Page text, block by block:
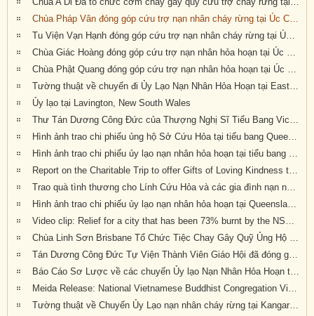
Chùa Pháp Vân đóng góp cứu trợ nạn nhân cháy rừng tại Úc Châu
Tu Viện Vạn Hạnh đóng góp cứu trợ nạn nhân cháy rừng tại Úc Châu
Chùa Giác Hoàng đóng góp cứu trợ nạn nhân hỏa hoạn tại Úc Châu
Chùa Phật Quang đóng góp cứu trợ nạn nhân hỏa hoạn tại Úc Châu
Tường thuật về chuyến đi Ủy Lạo Nạn Nhân Hỏa Hoạn tại East Gippsland, VIC và Lavington, NSW
Ủy lạo tại Lavington, New South Wales
Thư Tán Dương Công Đức của Thượng Nghị Sĩ Tiểu Bang Victoria Tiến Sĩ Kiều Tiến Dũng gởi đến Chư Tôn Đức & Tự Viện thành viên Giáo Hội trong công cuộc đóng góp ủy lạo nạn nhân hỏa hoạn tại Úc Châu (Appreciation letters from Dr Kieu Tien Dung, State Member for South-Eastern Metropolitan Region, Victoria, Australia)
Hình ảnh trao chi phiếu ủng hộ Sở Cứu Hỏa tại tiểu bang Queensland, Úc Châu
Hình ảnh trao chi phiếu ủy lạo nạn nhân hỏa hoạn tại tiểu bang New South Wales (đợt 2)
Report on the Charitable Trip to offer Gifts of Loving Kindness to Bushfire Survivors in Victoria, New South Wales and Queensland
Trao quà tình thương cho Lính Cứu Hỏa và các gia đình nạn nhân hỏa hoạn tại Wandandian, New South Wales ngày 12/2/2020
Hình ảnh trao chi phiếu ủy lạo nạn nhân hỏa hoạn tại Queensland đợt 2
Video clip: Relief for a city that has been 73% burnt by the NSW bushfires | Vietnamese Buddhists in Australia
Chùa Linh Sơn Brisbane Tổ Chức Tiệc Chay Gây Quỹ Ủng Hộ Nạn Nhân Hỏa Hoạn Úc Châu (tối Thứ Bảy 15/2/2020)
Tán Dương Công Đức Tự Viện Thành Viên Giáo Hội đã đóng góp tịnh tài giúp đỡ nạn nhân hỏa hoạn tại Úc Châu
Báo Cáo Sơ Lược về các chuyến Ủy lạo Nạn Nhân Hỏa Hoạn tại Úc Châu đầu năm 2020
Meida Release: National Vietnamese Buddhist Congregation Visit KI to give $55,500 to Local Auto Repair Project
Tường thuật về Chuyến Ủy Lạo nạn nhân cháy rừng tại Kangaroo Island, Nam Úc (ngày 24/2/2020)